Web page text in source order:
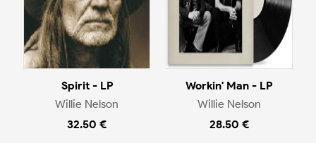
Spirit - LP
Willie Nelson
32.50 €
Workin' Man - LP
Willie Nelson
28.50 €